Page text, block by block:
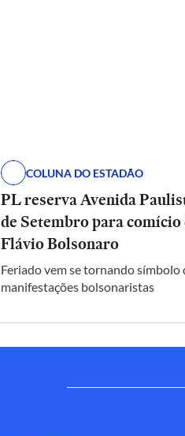
COLUNA DO ESTADÃO
PL reserva Avenida
de Setembro para comício
Flávio Bolsonaro
Feriado vem se tornando símbolo
manifestações bolsonaristas